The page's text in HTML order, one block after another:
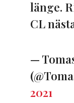
länge.
CL
—
2021